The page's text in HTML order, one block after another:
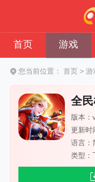
首页 游戏
您当前位置： 首页 > 游
全
版本
更新时
语言：
类型：